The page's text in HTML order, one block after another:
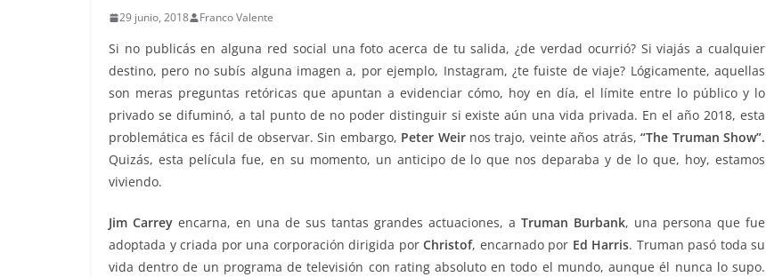
29 junio, 2018 Franco Valente
Si no publicás en alguna red social una foto acerca de tu salida, ¿de verdad ocurrió? Si viajás a cualquier
destino, pero no subís alguna imagen a, por ejemplo, Instagram, ¿te fuiste de viaje? Lógicamente, aquellas
son meras preguntas retóricas que apuntan a evidenciar cómo, hoy en día, el límite entre lo público y lo
privado se difuminó, a tal punto de no poder distinguir si existe aún una vida privada. En el año 2018, esta
problemática es fácil de observar. Sin embargo, Peter Weirnos trajo, veinte años atrás,“The Truman Show”.
Quizás, esta película fue, en su momento, un anticipo de lo que nos deparaba y de lo que, hoy, estamos
viviendo.
Jim Carrey encarna, en una de sus tantas grandes actuaciones, a Truman Burbank, una persona que fue
adoptada y criada por una corporación dirigida por Christof, encarnado por Ed Harris. Truman pasó toda su
vida dentro de un programa de televisión con rating absoluto en todo el mundo, aunque él nunca lo supo.